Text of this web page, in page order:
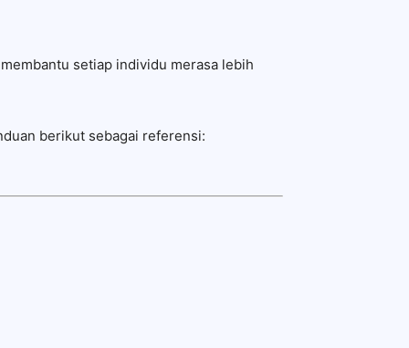
setiap individu merasa lebih
berikut sebagai referensi: